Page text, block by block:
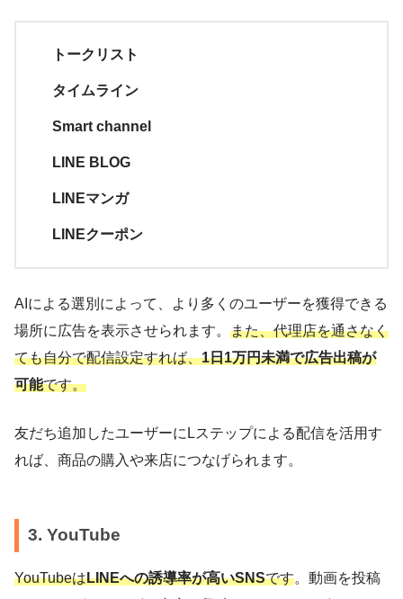
トークリスト
タイムライン
Smart channel
LINE BLOG
LINEマンガ
LINEクーポン
AIによる選別によって、より多くのユーザーを獲得できる
場所に広告を表示させられます。 また、代理店を通さなく
ても自分で配信設定すれば、1日1万円未満で広告出稿が
可能です。
友だち追加したユーザーにLステップによる配信を活用す
れば、商品の購入や来店につなげられます。
3. YouTube
YouTubeはLINEへの誘導率が高いSNSです。動画を投稿